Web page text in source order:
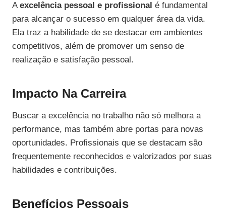
Aexcelência pessoal e profissional é fundamental
para alcançar o sucesso em qualquer área da vida.
Ela traz a habilidade de se destacar em ambientes
competitivos, além de promover um senso de
realização e satisfação pessoal.
Impacto Na Carreira
Buscar a excelência no trabalho não só melhora a
performance, mas também abre portas para novas
oportunidades. Profissionais que se destacam são
frequentemente reconhecidos e valorizados por suas
habilidades e contribuições.
Benefícios Pessoais